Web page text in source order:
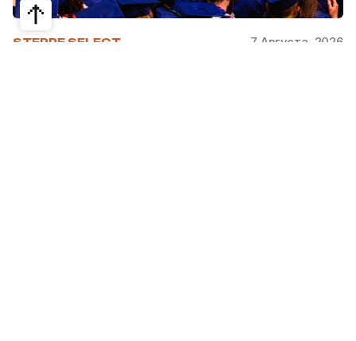
STEPPE SELECT 7 Августа, 2026